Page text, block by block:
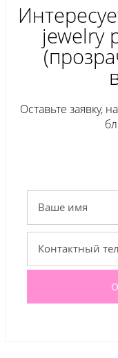
jewelry
Оставьте заявку,